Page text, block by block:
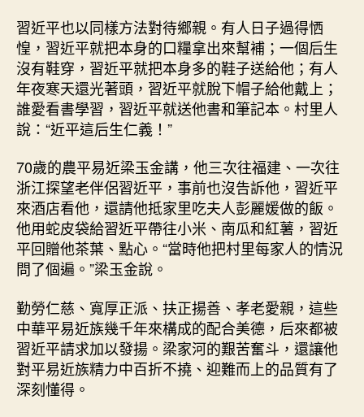
習近平也以同樣方法對待鄉親。有人日子過得恓
惶，習近平就把本身的口糧拿出來幫補；一個后生
沒有鞋穿，習近平就把本身多的鞋子送給他；有人
年夜寒天還光著頭，習近平就脫下帽子給他戴上；
誰愛看書學習，習近平就送他書和筆記本。村里人
說：“近平這后生仁義！”
70歲的農平易近梁玉金講，他三次往福建、一次往
浙江探望老伴侶習近平，事前也沒告訴他，習近平
來酒店看他，還請他抵家里吃夫人彭麗媛做的飯。
他用蛇皮袋給習近平帶往小米、南瓜和紅薯，習近
平回贈他茶葉、點心。“當時他把村里每家人的情況
問了個遍。”梁玉金說。
勤勞仁慈、寬厚正派、扶正揚善、孝老愛親，這些
中華平易近族幾千年來構成的配合美德，后來都被
習近平請求加以發揚。梁家河的艱苦奮斗，還讓他
對平易近族精力中百折不撓、迎難而上的品質有了
深刻懂得。